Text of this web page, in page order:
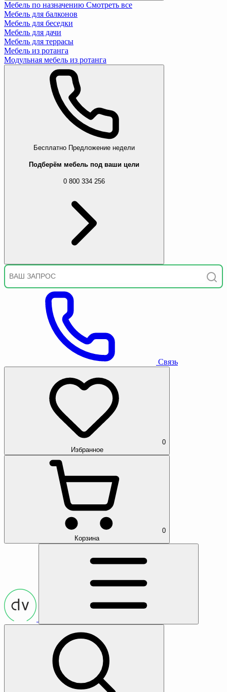
Мебель по назначению Смотреть все
Мебель для балконов
Мебель для беседки
Мебель для дачи
Мебель для террасы
Мебель из ротанга
Модульная мебель из ротанга
Бесплатно Предложение недели
Подберём мебель под ваши цели
0 800 334 256
Связь
0
Избранное
0
Корзина